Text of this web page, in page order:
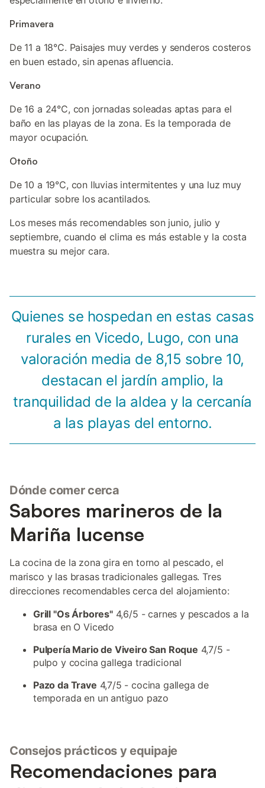
Primavera
De 11 a 18°C. Paisajes muy verdes y senderos costeros
en buen estado, sin apenas afluencia.
Verano
De 16 a 24°C, con jornadas soleadas aptas para el
baño en las playas de la zona. Es la temporada de
mayor ocupación.
Otoño
De 10 a 19°C, con lluvias intermitentes y una luz muy
particular sobre los acantilados.
Los meses más recomendables son junio, julio y
septiembre, cuando el clima es más estable y la costa
muestra su mejor cara.
Quienes se hospedan en estas casas
rurales en Vicedo, Lugo, con una
valoración media de 8,15 sobre 10,
destacan el jardín amplio, la
tranquilidad de la aldea y la cercanía
a las playas del entorno.
Dónde comer cerca
Sabores marineros de la
Mariña lucense
La cocina de la zona gira en torno al pescado, el
marisco y las brasas tradicionales gallegas. Tres
direcciones recomendables cerca del alojamiento:
Grill "Os Árbores"4,6/5 - carnes y pescados a la
brasa en O Vicedo
Pulpería Mario de Viveiro San Roque 4,7/5 -
pulpo y cocina gallega tradicional
Pazo da Trave 4,7/5 - cocina gallega de
temporada en un antiguo pazo
Consejos prácticos y equipaje
Recomendaciones para